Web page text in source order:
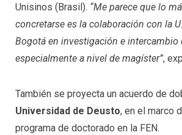
Unisinos (Brasil). “Me parece que lo
concretarse es la colaboración con la
Bogotá en investigación e intercambio
especialmente a nivel de magíster”,
También se proyecta un acuerdo de
Universidad de Deusto, en el marco
programa de doctorado en la FEN.